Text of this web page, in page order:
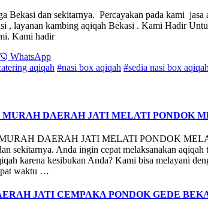
Bekasi dan sekitarnya. Percayakan pada kami jasa
, layanan kambing aqiqah Bekasi . Kami Hadir
Kami hadir
WhatsApp
aqiqah #nasi box aqiqah #sedia nasi box aqiqah
DAERAH JATI MELATI PONDOK
DAERAH JATI MELATI PONDOK
sekitarnya. Anda ingin cepat melaksanakan
karena kesibukan Anda? Kami bisa melayani
waktu …
JATI CEMPAKA PONDOK GEDE